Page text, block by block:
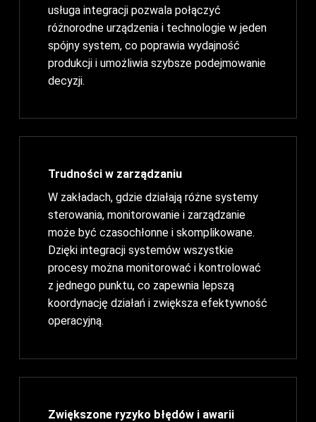
usługa integracji pozwala połączyć
różnorodne urządzenia i technologie w jeden
spójny system, co poprawia wydajność
produkcji i umożliwia szybsze podejmowanie
decyzji.
Trudności w zarządzaniu
W zakładach, gdzie działają różne systemy
sterowania, monitorowanie i zarządzanie
może być czasochłonne i skomplikowane.
Dzięki integracji systemów wszystkie
procesy można monitorować i kontrolować
z jednego punktu, co zapewnia lepszą
koordynację działań i zwiększa efektywność
operacyjną.
Zwiększone ryzyko błędów i awarii